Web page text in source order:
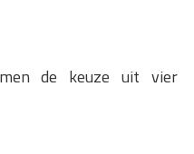
de keuze uit vier